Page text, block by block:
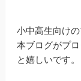
小中高生向け
本ブログがプ
と嬉しいです